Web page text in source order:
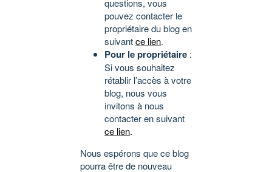
questions, vous
pouvez contacter le
propriétaire du blog en
suivantce lien.
Pour le propriétaire :
Si vous souhaitez
rétablir l’accès à votre
blog, nous vous
invitons à nous
contacter en suivant
ce lien.
Nous espérons que ce blog
pourra être de nouveau